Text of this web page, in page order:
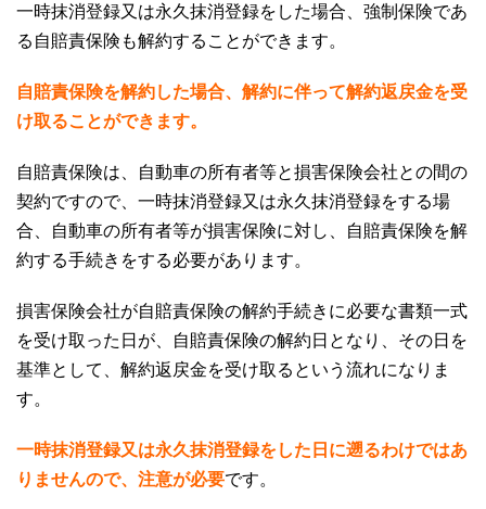
一時抹消登録又は永久抹消登録をした場合、強制保険であ
る自賠責保険も解約することができます。
自賠責保険を解約した場合、解約に伴って解約返戻金を受
け取ることができます。
自賠責保険は、自動車の所有者等と損害保険会社との間の
契約ですので、一時抹消登録又は永久抹消登録をする場
合、自動車の所有者等が損害保険に対し、自賠責保険を解
約する手続きをする必要があります。
損害保険会社が自賠責保険の解約手続きに必要な書類一式
を受け取った日が、自賠責保険の解約日となり、その日を
基準として、解約返戻金を受け取るという流れになりま
す。
一時抹消登録又は永久抹消登録をした日に遡るわけではあ
りませんので、注意が必要です。